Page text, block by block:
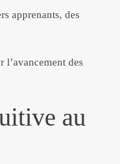
apprenants, des
des
au